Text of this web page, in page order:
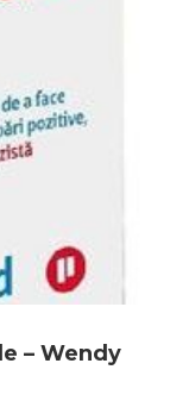
– Wendy